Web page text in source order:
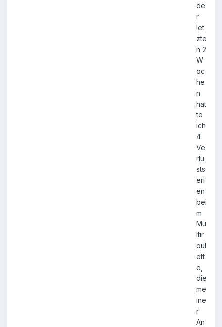
de
r
let
zte
n 2
W
oc
he
n
hat
te
ich
4
Ve
rlu
sts
eri
en
bei
m
Mu
ltir
oul
ett
e,
die
me
ine
r
An